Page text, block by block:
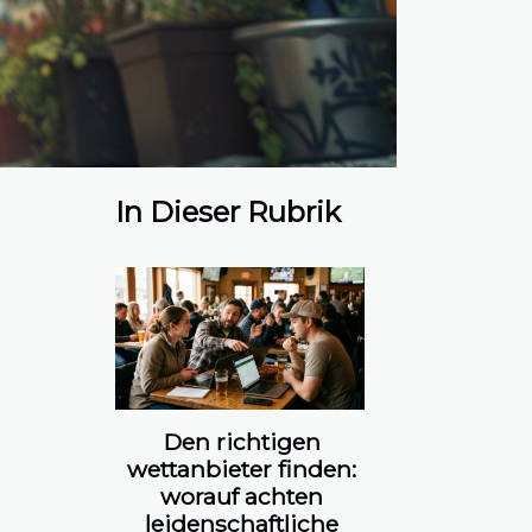
In Dieser Rubrik
Den richtigen
wettanbieter finden:
worauf achten
leidenschaftliche